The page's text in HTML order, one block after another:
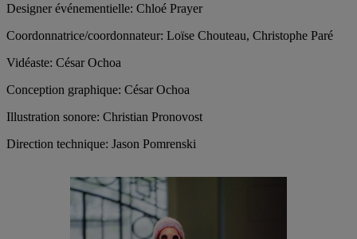
Designer événementielle: Chloé Prayer
Coordonnatrice/coordonnateur: Loïse Chouteau, Christophe Paré
Vidéaste: César Ochoa
Conception graphique: César Ochoa
Illustration sonore: Christian Pronovost
Direction technique: Jason Pomrenski